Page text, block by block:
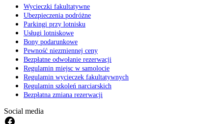
Wycieczki fakultatywne
Ubezpieczenia podróżne
Parkingi przy lotnisku
Usługi lotniskowe
Bony podarunkowe
Pewność niezmiennej ceny
Bezpłatne odwołanie rezerwacji
Regulamin miejsc w samolocie
Regulamin wycieczek fakultatywnych
Regulamin szkoleń narciarskich
Bezpłatna zmiana rezerwacji
Social media